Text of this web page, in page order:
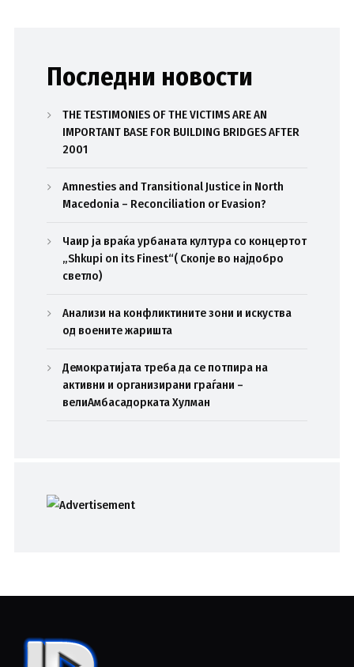
Последни новости
THE TESTIMONIES OF THE VICTIMS ARE AN
IMPORTANT BASE FOR BUILDING BRIDGES AFTER
2001
Amnesties and Transitional Justice in North
Macedonia – Reconciliation or Evasion?
Чаир ја враќа урбаната култура со концертот
„Shkupi on its Finest“( Скопје во најдобро
светло)
Анализи на конфликтините зони и искуства
од воените жаришта
Демократијата треба да се потпира на
активни и организирани граѓани –
велиАмбасадорката Хулман